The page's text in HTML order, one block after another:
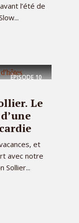
l’été de
ÉPISODE10
Le
et
avec notre
Sollier...